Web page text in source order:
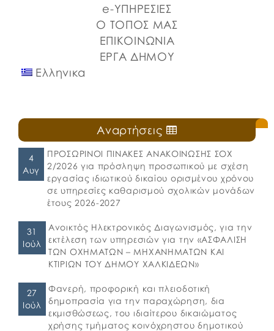
e-ΥΠΗΡΕΣΙΕΣ
Ο ΤΟΠΟΣ ΜΑΣ
ΕΠΙΚΟΙΝΩΝΙΑ
ΕΡΓΑ ΔΗΜΟΥ
Ελληνικα
Αναρτήσεις
4
Αυγ
ΠΡΟΣΩΡΙΝΟΙ ΠΙΝΑΚΕΣ ΑΝΑΚΟΙΝΩΣΗΣ ΣΟΧ
2/2026 για πρόσληψη προσωπικού με σχέση
εργασίας ιδιωτικού δικαίου ορισμένου χρόνου
σε υπηρεσίες καθαρισμού σχολικών μονάδων
έτους 2026-2027
31
Ιούλ
Ανοικτός Ηλεκτρονικός Διαγωνισμός, για την
εκτέλεση των υπηρεσιών για την «ΑΣΦΑΛΙΣΗ
ΤΩΝ ΟΧΗΜΑΤΩΝ – ΜΗΧΑΝΗΜΑΤΩΝ ΚΑΙ
ΚΤΙΡΙΩΝ ΤΟΥ ΔΗΜΟΥ ΧΑΛΚΙΔΕΩΝ»
27
Ιούλ
Φανερή, προφορική και πλειοδοτική
δημοπρασία για την παραχώρηση, δια
εκμισθώσεως, του ιδιαίτερου δικαιώματος
χρήσης τμήματος κοινόχρηστου δημοτικού